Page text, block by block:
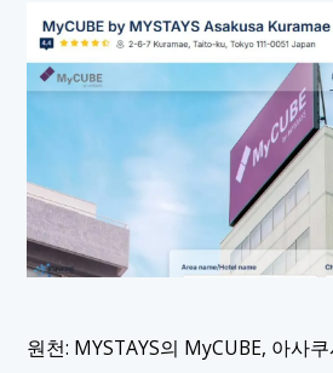
원천: MYSTAYS의 MyCUBE, 아사